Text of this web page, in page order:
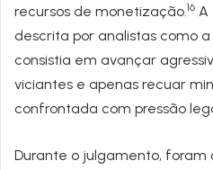
recursos de monetização.16 A
descrita por analistas como a
consistia em avançar
viciantes e apenas recuar
confrontada com pressão
Durante o julgamento, foram